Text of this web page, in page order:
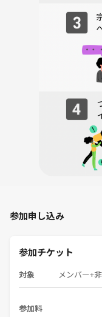
毎週水曜日｜18:30〜
毎週木曜日｜18:30〜
毎週金曜日｜18:30〜
毎週土曜日｜18:00〜19:00
毎週日曜日｜12:30〜
東京都港区六本木3-11-
（六本木駅から徒歩1分）
🎒 持ち物
ー 室内シューズ（なくて
※ グローブは無料でお貸
🗣 対応言語
参加申し込み
参加チケット
対象 メンバー+
参加料